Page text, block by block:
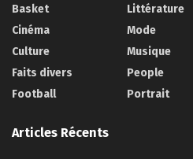
Basket
Cinéma
Culture
Faits divers
Football
Littérature
Mode
Musique
People
Portrait
Articles Récents